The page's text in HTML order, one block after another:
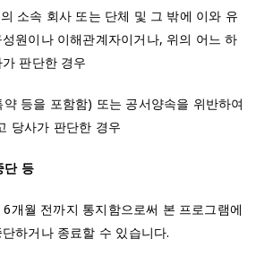
소속 회사 또는 단체 및 그 밖에 이와 유
원이나 이해관계자이거나, 위의 어느 하
판단한 경우
등을 포함함) 또는 공서양속을 위반하여
당사가 판단한 경우
단 등
개월 전까지 통지함으로써 본 프로그램에
하거나 종료할 수 있습니다.